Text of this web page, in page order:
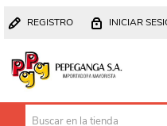
REGISTRO INICIAR